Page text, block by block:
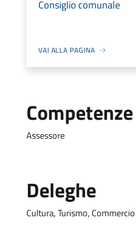
Consiglio comunale
VAI ALLA PAGINA
Competenze
Assessore
Deleghe
Cultura, Turismo,